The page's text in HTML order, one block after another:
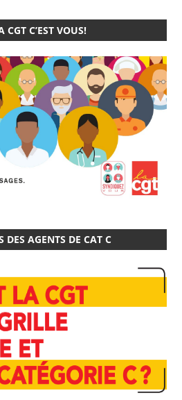
C’EST VOUS!
DES AGENTS DE CAT C